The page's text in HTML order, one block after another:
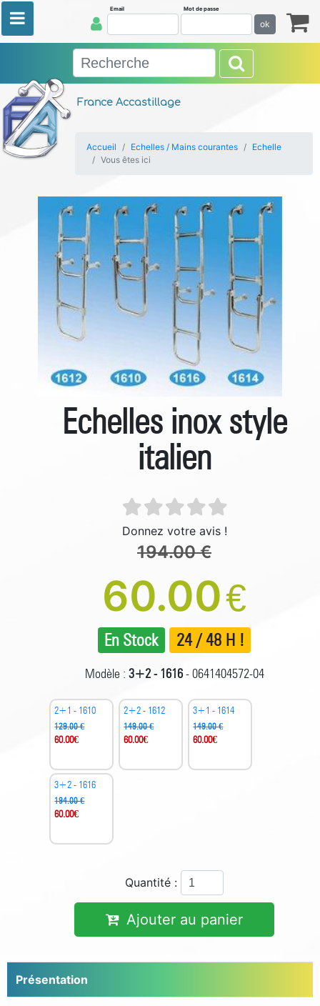
France Accastillage
Email Mot de passe
ok
Accueil Echelles / Mains courantes
Echelle
Vous êtes ici
Echelles inox style
italien
Donnez votre avis !
194.00 €
60.00€
En Stock 24 / 48 H !
Modèle : 3+2 - 1616- 0641404572-04
2+1 - 1610
129.00 €
60.00€
2+2 - 1612
149.00 €
60.00€
3+1 - 1614
149.00 €
60.00€
3+2 - 1616
194.00 €
60.00€
Quantité :
Ajouter au panier
Présentation